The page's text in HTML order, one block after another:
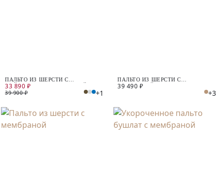
ПАЛЬТО ИЗ ШЕРСТИ С
ПАЙЕТКАМИ И МЕМБРАНОЙ
33 890 ₽
39 900 ₽ +1
ПАЛЬТО ИЗ ШЕРСТИ С
МЕМБРАНОЙ
39 490 ₽
+3